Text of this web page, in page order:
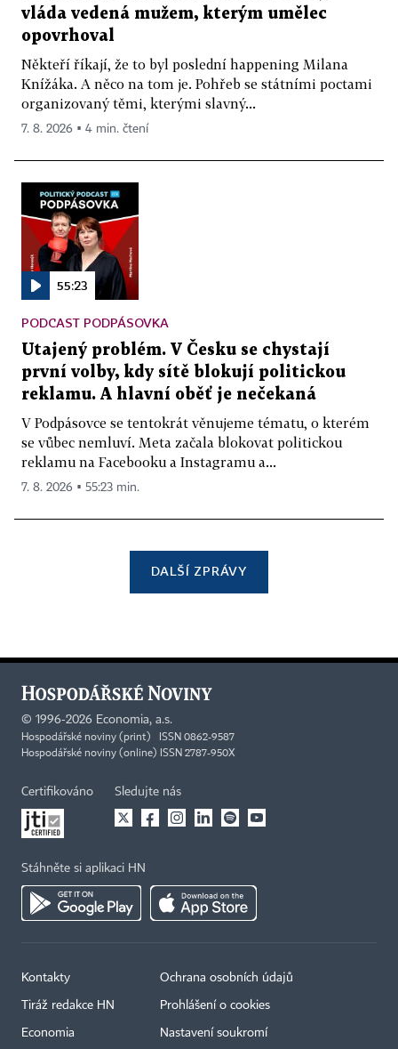
vláda vedená mužem, kterým umělec
opovrhoval
Někteří říkají, že to byl poslední happening Milana
Knížáka. A něco na tom je. Pohřeb se státními poctami
organizovaný těmi, kterými slavný...
7. 8. 2026 ▪ 4 min. čtení
55:23
PODCAST PODPÁSOVKA
Utajený problém. V Česku se chystají
první volby, kdy sítě blokují politickou
reklamu. A hlavní oběť je nečekaná
V Podpásovce se tentokrát věnujeme tématu, o kterém
se vůbec nemluví. Meta začala blokovat politickou
reklamu na Facebooku a Instagramu a...
7. 8. 2026 ▪ 55:23 min.
DALŠÍ ZPRÁVY
© 1996-2026 Economia, a.s.
Hospodářské noviny (print) ISSN 0862-9587
Hospodářské noviny (online) ISSN 2787-950X
Certifikováno Sledujte nás
Stáhněte si aplikaci HN
Kontakty
Tiráž redakce HN
Economia
Ochrana osobních údajů
Prohlášení o cookies
Nastavení soukromí